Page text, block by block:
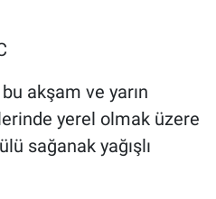
akşam ve yarın
yerel olmak üzere
sağanak yağışlı